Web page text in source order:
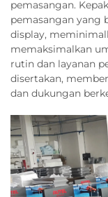
pemasangan.
pemasangan yang
display,
memaksimalkan
rutin dan layanan
disertakan,
dan dukungan